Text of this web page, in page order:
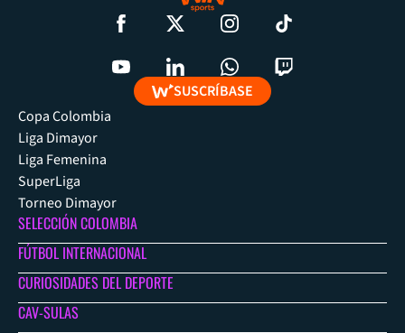
SUSCRÍBASE
Copa Colombia
Liga Dimayor
Liga Femenina
SuperLiga
Torneo Dimayor
SELECCIÓN COLOMBIA
FÚTBOL INTERNACIONAL
CURIOSIDADES DEL DEPORTE
CAV-SULAS